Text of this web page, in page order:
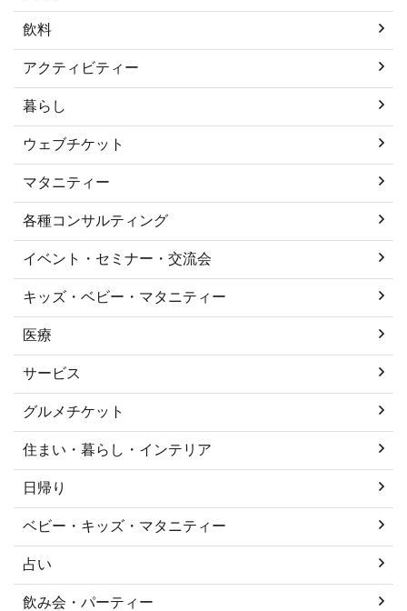
飲料
アクティビティー
暮らし
ウェブチケット
マタニティー
各種コンサルティング
イベント・セミナー・交流会
キッズ・ベビー・マタニティー
医療
サービス
グルメチケット
住まい・暮らし・インテリア
日帰り
ベビー・キッズ・マタニティー
占い
飲み会・パーティー